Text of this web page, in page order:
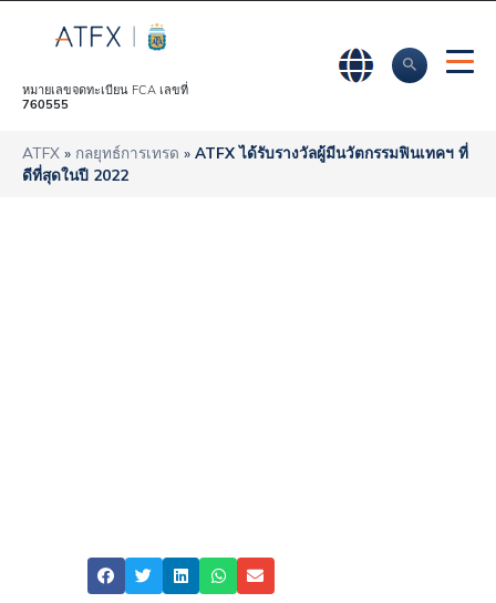
หมายเลขจดทะเบียน FCA เลขที่
760555
ATFX » กลยุทธ์การเทรด » ATFX ได้รับรางวัลผู้มีนวัตกรรมฟินเทคฯ ที่
ดีที่สุดในปี 2022